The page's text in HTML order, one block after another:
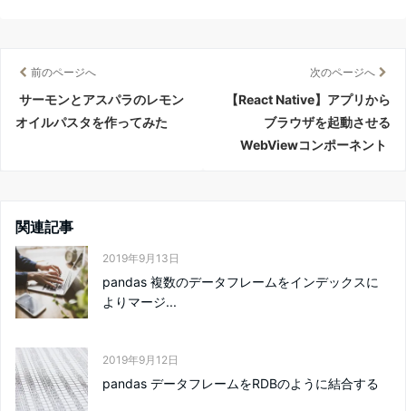
前のページへ
サーモンとアスパラのレモン
オイルパスタを作ってみた
次のページへ
【React Native】アプリから
ブラウザを起動させる
WebViewコンポーネント
関連記事
2019年9月13日
pandas 複数のデータフレームをインデックスに
よりマージ...
2019年9月12日
pandas データフレームをRDBのように結合する